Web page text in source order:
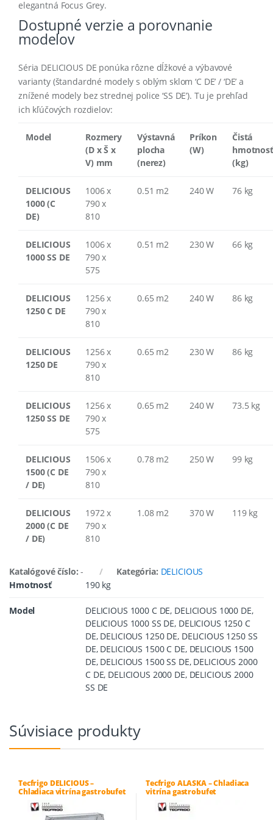
elegantná Focus Grey.
Dostupné verzie a porovnanie
modelov
Séria DELICIOUS DE ponúka rôzne dĺžkové a výbavové
varianty (štandardné modely s oblým sklom ‘C DE’ / ‘DE’ a
znížené modely bez strednej police ‘SS DE’). Tu je prehľad
ich kľúčových rozdielov:
Model
Rozmery
(D x Š x
V) mm
Výstavná
plocha
(nerez)
Príkon
(W)
Čistá
hmotnosť
(kg)
DELICIOUS
1000 (C
DE)
1006 x
790 x
810
0.51 m2 240 W 76 kg
DELICIOUS
1000 SS DE
1006 x
790 x
575
0.51 m2 230 W 66 kg
DELICIOUS
1250 C DE
1256 x
790 x
810
0.65 m2 240 W 86 kg
DELICIOUS
1250 DE
1256 x
790 x
810
0.65 m2 230 W 86 kg
DELICIOUS
1250 SS DE
1256 x
790 x
575
0.65 m2 240 W 73.5 kg
DELICIOUS
1500 (C DE
/ DE)
1506 x
790 x
810
0.78 m2 250 W 99 kg
DELICIOUS
2000 (C DE
/ DE)
1972 x
790 x
810
1.08 m2 370 W 119 kg
Katalógové číslo:- Kategória: DELICIOUS
Hmotnosť
190 kg
Model
DELICIOUS 1000 C DE, DELICIOUS 1000 DE,
DELICIOUS 1000 SS DE, DELICIOUS 1250 C
DE, DELICIOUS 1250 DE, DELICIOUS 1250 SS
DE, DELICIOUS 1500 C DE, DELICIOUS 1500
DE, DELICIOUS 1500 SS DE, DELICIOUS 2000
C DE, DELICIOUS 2000 DE, DELICIOUS 2000
SS DE
Súvisiace produkty
Tecfrigo DELICIOUS –
Chladiaca vitrína gastrobufet
Tecfrigo ALASKA – Chladiaca
vitrína gastrobufet